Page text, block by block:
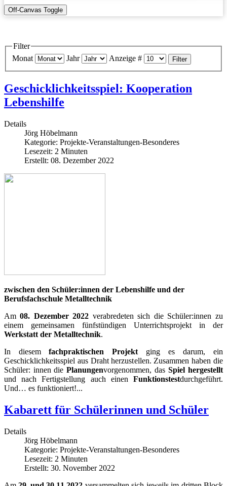
Off-Canvas Toggle
Filter
Monat
Jahr Anzeige # Filter
Geschicklichkeitsspiel: Kooperation
Lebenshilfe
Details
Jörg Höbelmann
Kategorie: Projekte-Veranstaltungen-Besonderes
Lesezeit: 2 Minuten
Erstellt: 08. Dezember 2022
zwischen den Schüler:innen der Lebenshilfe und der
Berufsfachschule Metalltechnik
Am 08. Dezember 2022 verabredeten sich die Schüler:innen zu
einem gemeinsamen fünfstündigen Unterrichtsprojekt in der
Werkstatt der Metalltechnik.
In diesem fachpraktischen Projekt ging es darum, ein
Geschicklichkeitsspiel aus Draht herzustellen. Zusammen haben die
Schüler: innen die Planungenvorgenommen, das Spiel hergestellt
und nach Fertigstellung auch einen Funktionstestdurchgeführt.
Und… es funktioniert!...
Kabarett für Schülerinnen und Schüler
Details
Jörg Höbelmann
Kategorie: Projekte-Veranstaltungen-Besonderes
Lesezeit: 2 Minuten
Erstellt: 30. November 2022